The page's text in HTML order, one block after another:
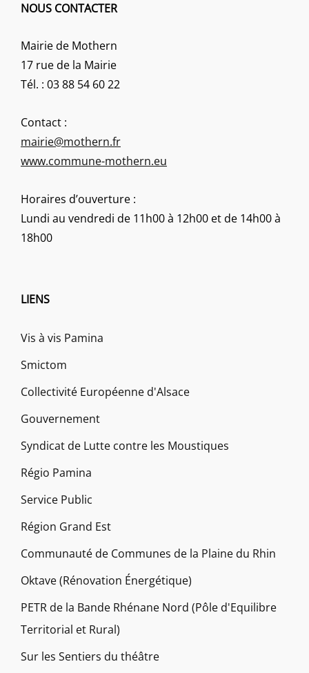
NOUS CONTACTER
Mairie de Mothern
17 rue de la Mairie
Tél. : 03 88 54 60 22
Contact :
mairie@mothern.fr
www.commune-mothern.eu
Horaires d’ouverture :
Lundi au vendredi de 11h00 à 12h00 et de 14h00 à
18h00
LIENS
Vis à vis Pamina
Smictom
Collectivité Européenne d'Alsace
Gouvernement
Syndicat de Lutte contre les Moustiques
Régio Pamina
Service Public
Région Grand Est
Communauté de Communes de la Plaine du Rhin
Oktave (Rénovation Énergétique)
PETR de la Bande Rhénane Nord (Pôle d'Equilibre
Territorial et Rural)
Sur les Sentiers du théâtre